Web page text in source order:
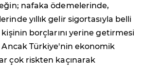
nafaka ödemelerinde,
yıllık gelir sigortasıyla belli
borçlarını yerine getirmesi
Ancak Türkiye'nin ekonomik
çok riskten kaçınarak